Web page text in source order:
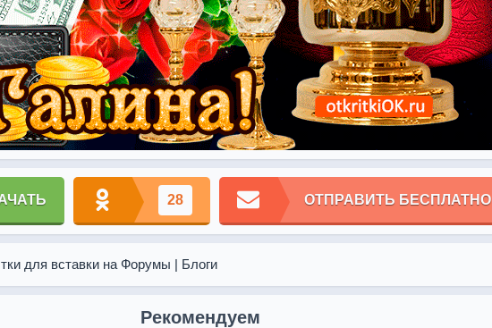
28 ОТПРАВИТЬ БЕСПЛАТНО
для вставки на Форумы | Блоги
Рекомендуем